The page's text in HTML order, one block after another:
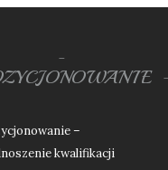
–
kwalifikacji